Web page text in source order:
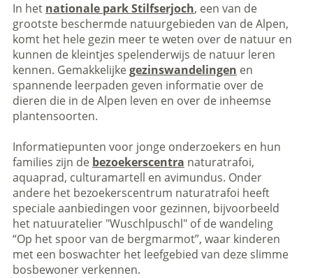
In het nationale park Stilfserjoch, een van de
grootste beschermde natuurgebieden van de Alpen,
komt het hele gezin meer te weten over de natuur en
kunnen de kleintjes spelenderwijs de natuur leren
kennen. Gemakkelijkegezinswandelingen en
spannende leerpaden geven informatie over de
dieren die in de Alpen leven en over de inheemse
plantensoorten.
Informatiepunten voor jonge onderzoekers en hun
families zijn de bezoekerscentra naturatrafoi,
aquaprad, culturamartell en avimundus. Onder
andere het bezoekerscentrum naturatrafoi heeft
speciale aanbiedingen voor gezinnen, bijvoorbeeld
het natuuratelier "Wuschlpuschl" of de wandeling
“Op het spoor van de bergmarmot”, waar kinderen
met een boswachter het leefgebied van deze slimme
bosbewoner verkennen.